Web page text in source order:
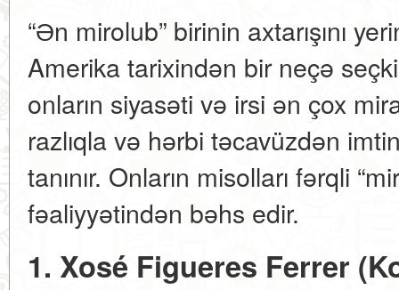
“Ən mirolub” birinin axtarışını
Amerika tarixindən bir neçə
onların siyasəti və irsi ən çox
razlıqla və hərbi təcavüzdən
tanınır. Onların misolları fərqli
fəaliyyətindən bəhs edir.
1. Xosé Figueres Ferrer